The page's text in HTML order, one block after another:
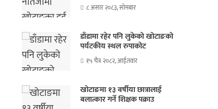
८ असार २०८३, सोमबार
डाँडामा रहेर पनि लुकेको खोटाङको
पर्यटकीय स्थल रुपाकोट
१५ चैत्र २०८२, आईतवार
खोटाङमा १३ वर्षीया छात्रालाई
बलात्कार गर्ने शिक्षक पक्राउ